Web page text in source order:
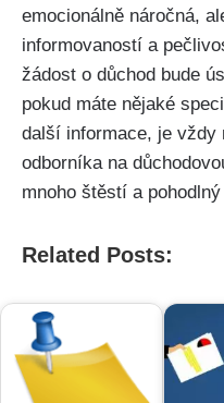
emocionálně náročná,
informovaností a
žádost o důchod bude
pokud máte nějaké
další informace, je vždy
odborníka na
mnoho štěstí a
Related Posts: